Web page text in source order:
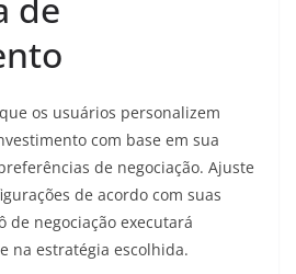
os usuários personalizem
com base em sua
de negociação. Ajuste
de acordo com suas
de negociação executará
na estratégia escolhida.